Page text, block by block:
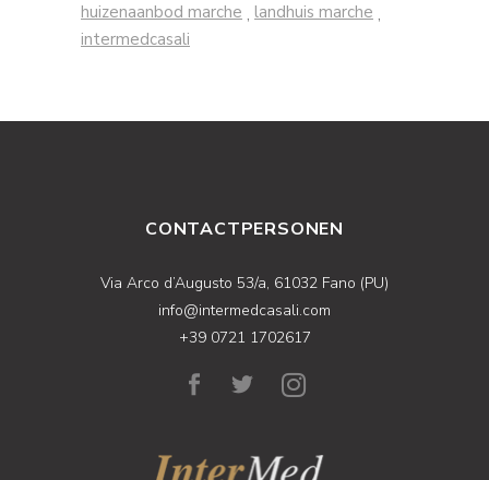
huizenaanbod marche , landhuis marche ,
intermedcasali
CONTACTPERSONEN
Via Arco d’Augusto 53/a, 61032 Fano (PU)
info@intermedcasali.com
+39 0721 1702617